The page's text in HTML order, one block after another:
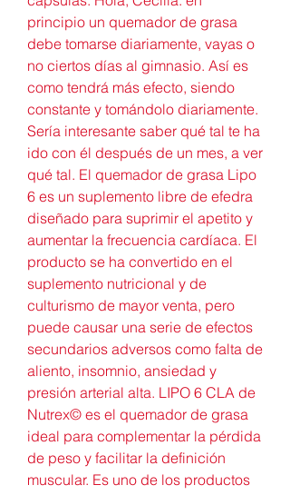
principio un quemador de grasa
debe tomarse diariamente, vayas o
no ciertos días al gimnasio. Así es
como tendrá más efecto, siendo
constante y tomándolo diariamente.
Sería interesante saber qué tal te ha
ido con él después de un mes, a ver
qué tal. El quemador de grasa Lipo
6 es un suplemento libre de efedra
diseñado para suprimir el apetito y
aumentar la frecuencia cardíaca. El
producto se ha convertido en el
suplemento nutricional y de
culturismo de mayor venta, pero
puede causar una serie de efectos
secundarios adversos como falta de
aliento, insomnio, ansiedad y
presión arterial alta. LIPO 6 CLA de
Nutrex© es el quemador de grasa
ideal para complementar la pérdida
de peso y facilitar la definición
muscular. Es uno de los productos